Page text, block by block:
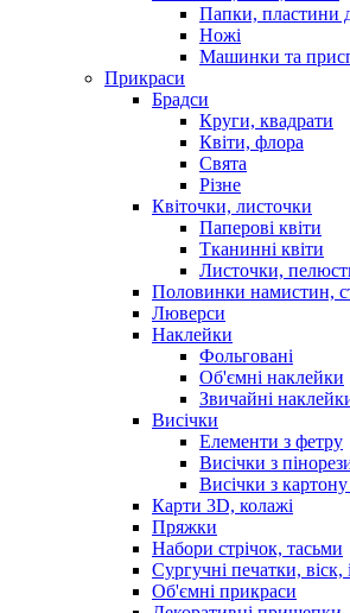
Папки, пластини
Ножі
Машинки та
Прикраси
Брадси
Круги, квадрати
Квіти, флора
Свята
Різне
Квіточки, листочки
Паперові квіти
Тканинні квіти
Листочки,
Половинки намистин,
Люверси
Наклейки
Фольговані
Об'ємні наклейки
Звичайні
Висічки
Елементи з фетру
Висічки з
Висічки з
Карти 3D, колажі
Пряжки
Набори стрічок, тасьми
Сургучні печатки, віск,
Об'ємні прикраси